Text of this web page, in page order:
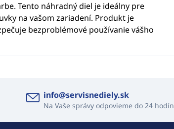
Tento náhradný diel je ideálny pre
na vašom zariadení. Produkt je
bezproblémové používanie vášho
info@servisnediely.sk
Na Vaše správy odpovieme do 24 hodín